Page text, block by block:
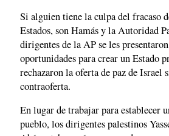
Si alguien tiene la culpa del fracaso
Estados, son Hamás y la Autoridad
dirigentes de la AP se les
oportunidades para crear un Estado
rechazaron la oferta de paz de Israel
contraoferta.
En lugar de trabajar para establecer
pueblo, los dirigentes palestinos